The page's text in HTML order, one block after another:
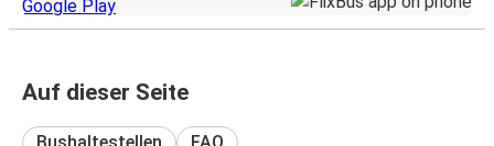
Auf dieser Seite